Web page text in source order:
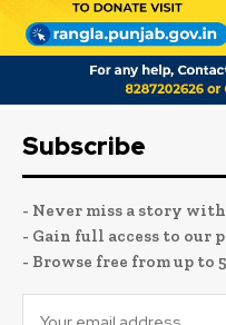
Subscribe
- Never miss a story
- Gain full access to our
- Browse free from up to